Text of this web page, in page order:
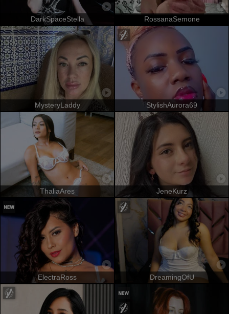
DarkSpaceStella RossanaSemone
MysteryLaddy StylishAurora69
ThaliaAres JeneKurz
ElectraRoss DreamingOfU